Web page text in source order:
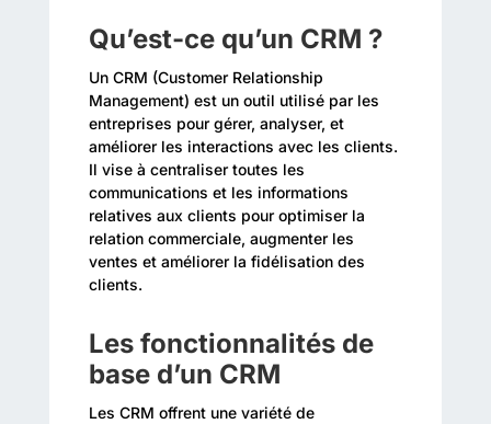
Qu’est-ce qu’un CRM ?
Un CRM (Customer Relationship
Management) est un outil utilisé par les
entreprises pour gérer, analyser, et
améliorer les interactions avec les clients.
Il vise à centraliser toutes les
communications et les informations
relatives aux clients pour optimiser la
relation commerciale, augmenter les
ventes et améliorer la fidélisation des
clients.
Les fonctionnalités de
base d’un CRM
Les CRM offrent une variété de